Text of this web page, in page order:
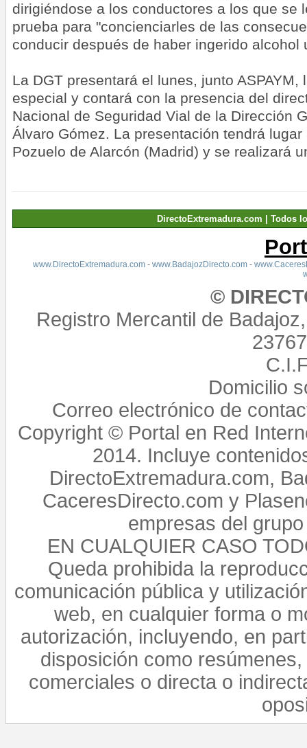
dirigiéndose a los conductores a los que se
prueba para "concienciarles de las
conducir después de haber ingerido alcohol
La DGT presentará el lunes, junto ASPAYM,
especial y contará con la presencia del
Nacional de Seguridad Vial de la Dirección
Álvaro Gómez. La presentación tendrá
Pozuelo de Alarcón (Madrid) y se realizará
DirectoExtremadura.com | Todos
www.DirectoExtremadura.com- www.BadajozDirecto.com-
©
Registro Mercantil de
Domicilio
Correo electrónico de
Copyright © Portal en Red
2014. Incluye
DirectoExtremadura.com,
CaceresDirecto.com y
empresas del
EN CUALQUIER CASO
Queda prohibida la
comunicación pública y
web, en cualquier forma o
autorización, incluyendo, en
disposición como
comerciales o directa o